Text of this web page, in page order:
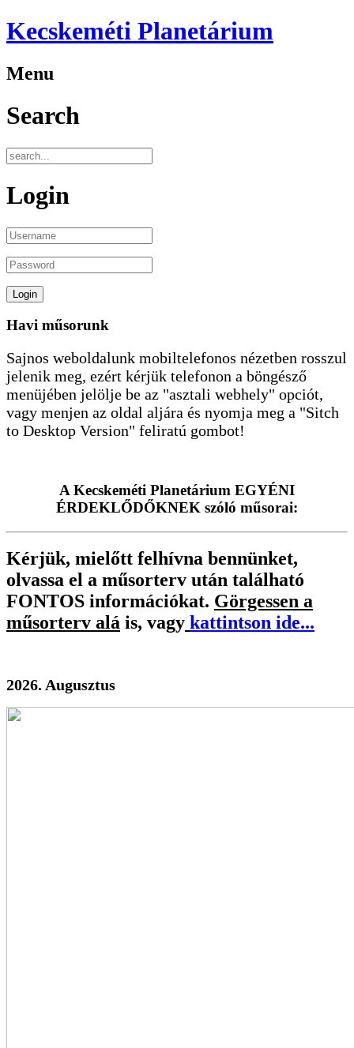
Kecskeméti Planetárium
Menu
Search
Login
Havi műsorunk
Sajnos weboldalunk mobiltelefonos nézetben rosszul
jelenik meg, ezért kérjük telefonon a böngésző
menüjében jelölje be az "asztali webhely" opciót,
vagy menjen az oldal aljára és nyomja meg a "Sitch
to Desktop Version" feliratú gombot!
A Kecskeméti Planetárium EGYÉNI
ÉRDEKLŐDŐKNEK szóló műsorai:
Kérjük, mielőtt felhívna bennünket,
olvassa el a műsorterv után található
FONTOS információkat. Görgessen a
műsorterv alá is, vagy kattintson ide...
2026. Augusztus